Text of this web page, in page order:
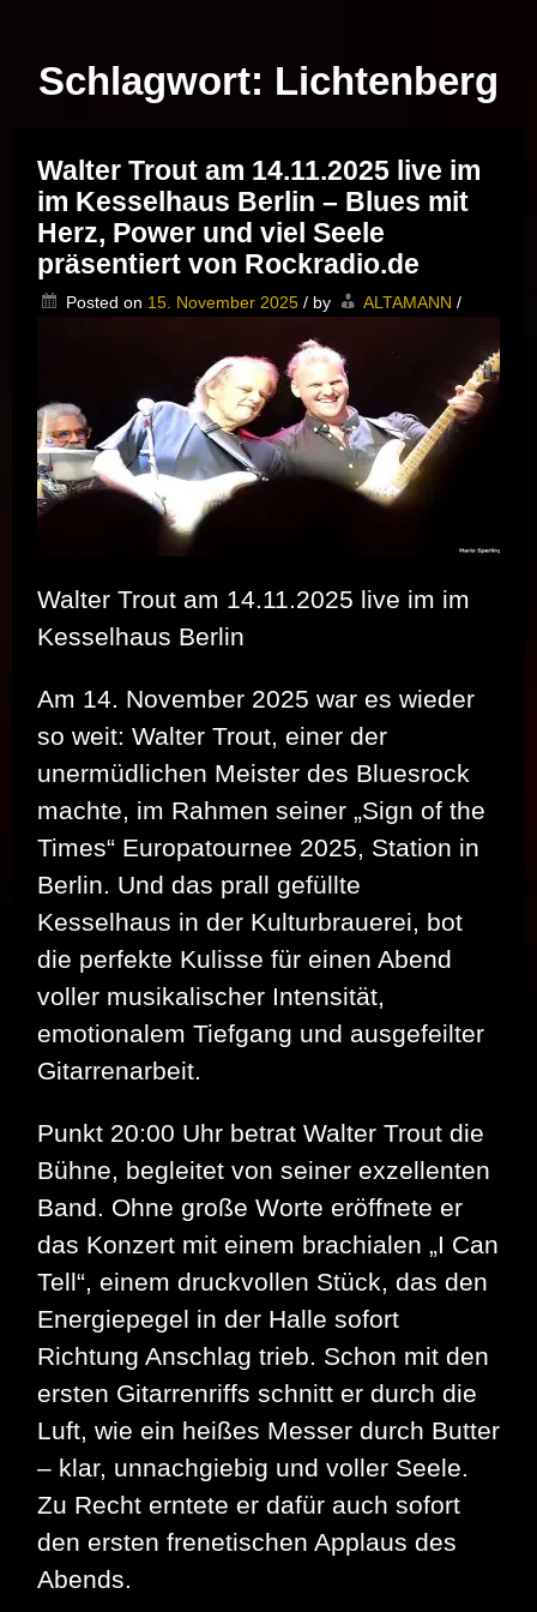
Schlagwort: Lichtenberg
Walter Trout am 14.11.2025 live im
im Kesselhaus Berlin – Blues mit
Herz, Power und viel Seele
präsentiert von Rockradio.de
Posted on 15. November 2025 / by ALTAMANN /
Walter Trout am 14.11.2025 live im im
Kesselhaus Berlin
Am 14. November 2025 war es wieder
so weit: Walter Trout, einer der
unermüdlichen Meister des Bluesrock
machte, im Rahmen seiner „Sign of the
Times“ Europatournee 2025, Station in
Berlin. Und das prall gefüllte
Kesselhaus in der Kulturbrauerei, bot
die perfekte Kulisse für einen Abend
voller musikalischer Intensität,
emotionalem Tiefgang und ausgefeilter
Gitarrenarbeit.
Punkt 20:00 Uhr betrat Walter Trout die
Bühne, begleitet von seiner exzellenten
Band. Ohne große Worte eröffnete er
das Konzert mit einem brachialen „I Can
Tell“, einem druckvollen Stück, das den
Energiepegel in der Halle sofort
Richtung Anschlag trieb. Schon mit den
ersten Gitarrenriffs schnitt er durch die
Luft, wie ein heißes Messer durch Butter
– klar, unnachgiebig und voller Seele.
Zu Recht erntete er dafür auch sofort
den ersten frenetischen Applaus des
Abends.